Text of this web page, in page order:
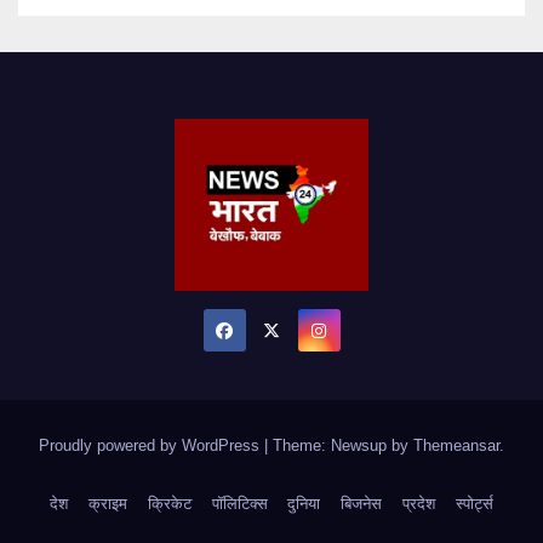
Proudly powered by WordPress Theme: Newsup by Themeansar.
देश क्राइम क्रिकेट पॉलिटिक्स दुनिया बिजनेस प्रदेश स्पोर्ट्स